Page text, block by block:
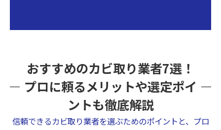
おすすめのカビ取り業者7選！
プロに頼るメリットや選定ポイ
ントも徹底解説
信頼できるカビ取り業者を選ぶためのポイントと、プロ